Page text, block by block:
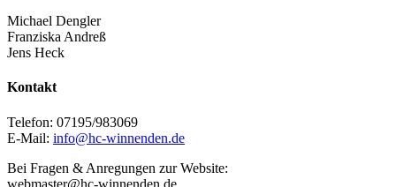
Michael Dengler
Franziska Andreß
Jens Heck
Kontakt
Telefon: 07195/983069
E-Mail: info@hc-winnenden.de
Bei Fragen & Anregungen zur Website:
webmaster@hc-winnenden.de